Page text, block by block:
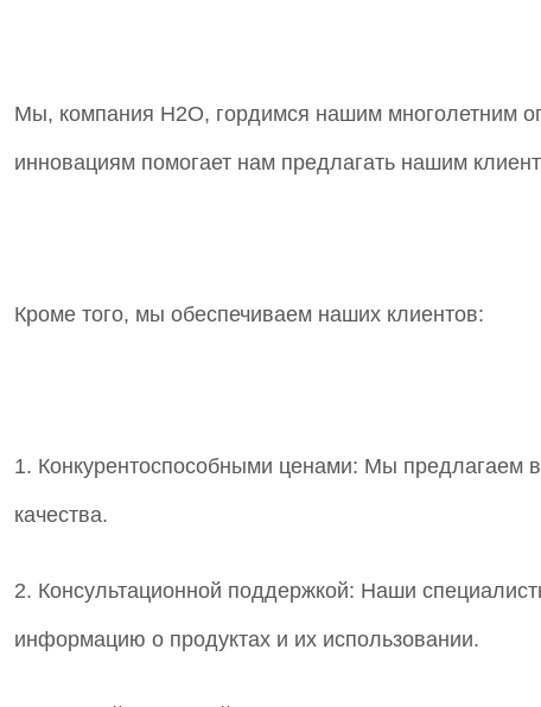
Мы, компания Н2О, гордимся нашим многолетним
инновациям помогает нам предлагать нашим
Кроме того, мы обеспечиваем наших клиентов:
1. Конкурентоспособными ценами: Мы предлагаем
качества.
2. Консультационной поддержкой: Наши
информацию о продуктах и их использовании.